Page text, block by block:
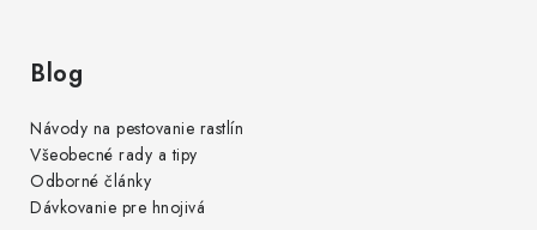
Blog
Návody na pestovanie rastlín
Všeobecné rady a tipy
Odborné články
Dávkovanie pre hnojivá